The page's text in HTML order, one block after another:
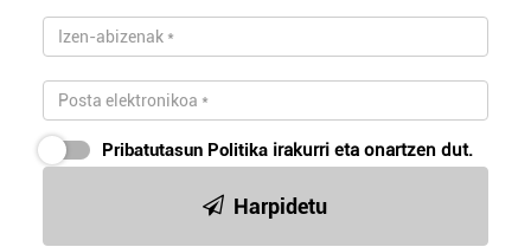
Pribatutasun Politika irakurri eta onartzen dut.
Harpidetu